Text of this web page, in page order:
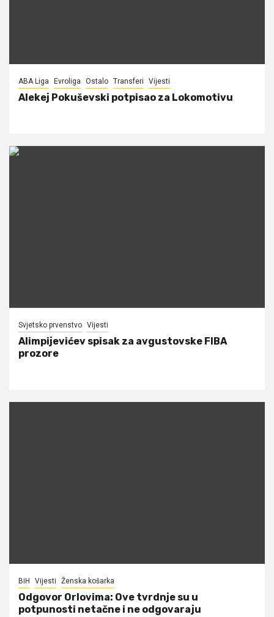
ABA Liga Evroliga Ostalo Transferi Vijesti
Alekej Pokuševski potpisao za Lokomotivu
Svjetsko prvenstvo Vijesti
Alimpijevićev spisak za avgustovske FIBA
prozore
BiH Vijesti Ženska košarka
Odgovor Orlovima: ​Ove tvrdnje su u
potpunosti netačne i ne odgovaraju